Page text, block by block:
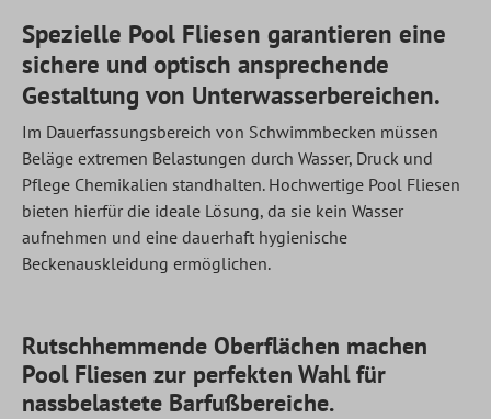
Spezielle Pool Fliesen garantieren eine
sichere und optisch ansprechende
Gestaltung von Unterwasserbereichen.
Im Dauerfassungsbereich von Schwimmbecken müssen
Beläge extremen Belastungen durch Wasser, Druck und
Pflege Chemikalien standhalten. Hochwertige Pool Fliesen
bieten hierfür die ideale Lösung, da sie kein Wasser
aufnehmen und eine dauerhaft hygienische
Beckenauskleidung ermöglichen.
Rutschhemmende Oberflächen machen
Pool Fliesen zur perfekten Wahl für
nassbelastete Barfußbereiche.